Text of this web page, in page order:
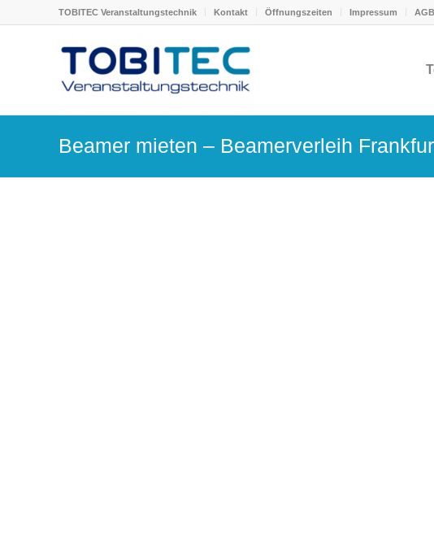
TOBITEC Veranstaltungstechnik Kontakt Öffnungszeiten Impressum
Beamer mieten – Beamerverleih